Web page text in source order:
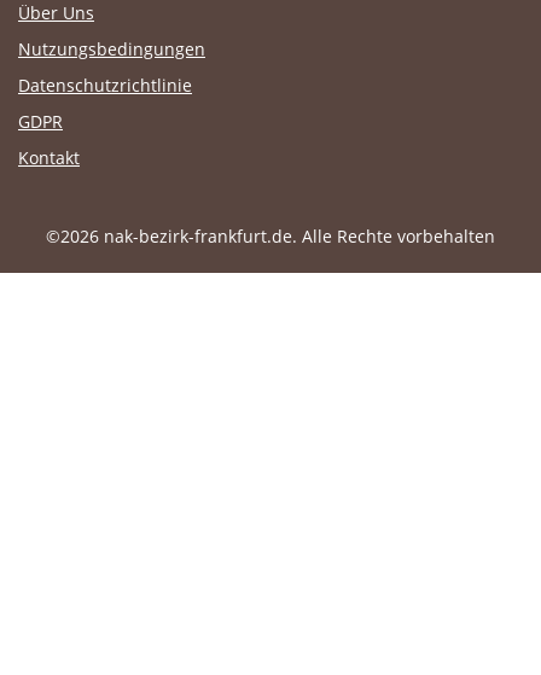
Über Uns
Nutzungsbedingungen
Datenschutzrichtlinie
GDPR
Kontakt
©2026 nak-bezirk-frankfurt.de. Alle Rechte vorbehalten